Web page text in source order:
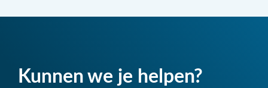
Kunnen we je helpen?